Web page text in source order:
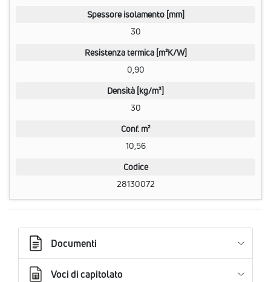
Spessore isolamento [mm]
30
Resistenza termica [m²K/W]
0,90
Densità [kg/m³]
30
Conf. m²
10,56
Codice
28130072
Documenti
Voci di capitolato